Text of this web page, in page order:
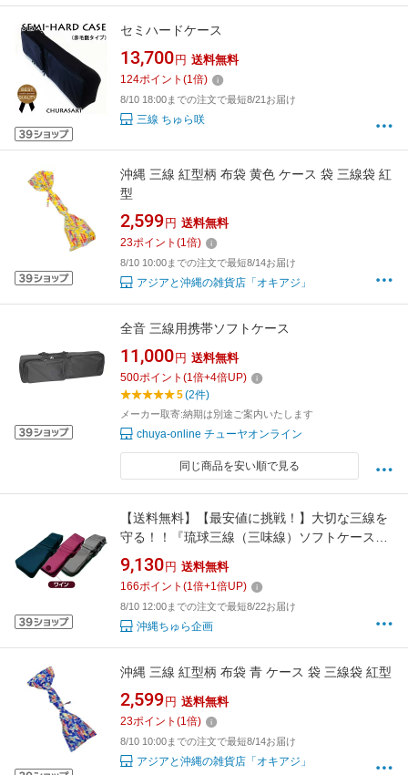
セミハードケース
13,700 円 送料無料
124ポイント (1倍)
8/10 18:00までの注文で最短8/21お届け
三線 ちゅら咲
沖縄 三線 紅型柄 布袋 黄色 ケース 袋 三線袋 紅
型
2,599 円 送料無料
23ポイント (1倍)
8/10 10:00までの注文で最短8/14お届け
アジアと沖縄の雑貨店「オキアジ」
全音 三線用携帯ソフトケース
11,000 円 送料無料
500ポイント (1倍+4倍UP)
5(2件)
メーカー取寄:納期は別途ご案内いたします
chuya-online チューヤオンライン
同じ商品を安い順で見る
【送料無料】【最安値に挑戦！】大切な三線を
守る！！『琉球三線（三味線）ソフトケース
♪（カラー：ワイン・あずき色）』（リュック
式肩掛け）
9,130 円 送料無料
166ポイント (1倍+1倍UP)
8/10 12:00までの注文で最短8/22お届け
沖縄ちゅら企画
沖縄 三線 紅型柄 布袋 青 ケース 袋 三線袋 紅型
2,599 円 送料無料
23ポイント (1倍)
8/10 10:00までの注文で最短8/14お届け
アジアと沖縄の雑貨店「オキアジ」